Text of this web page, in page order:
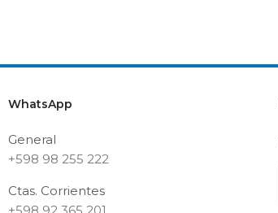
WhatsApp
General
+598 98 255 222
Ctas. Corrientes